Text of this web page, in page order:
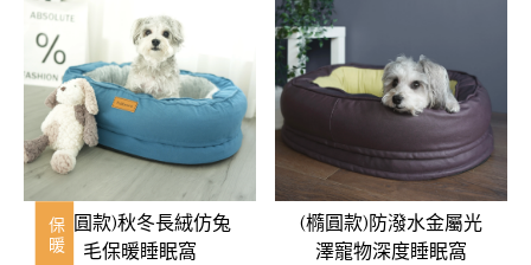
保暖
(橢圓款)秋冬長絨仿兔
毛保暖睡眠窩
(橢圓款)防潑水金屬光
澤寵物深度睡眠窩